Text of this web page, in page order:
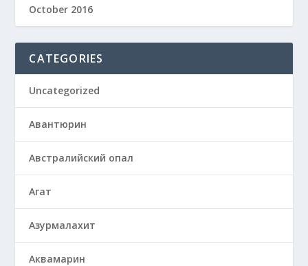
October 2016
CATEGORIES
Uncategorized
Авантюрин
Австралийский опал
Агат
Азурмалахит
Аквамарин